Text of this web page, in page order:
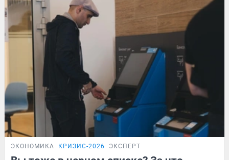
ЭКОНОМИКА КРИЗИС-2026 ЭКСПЕРТ